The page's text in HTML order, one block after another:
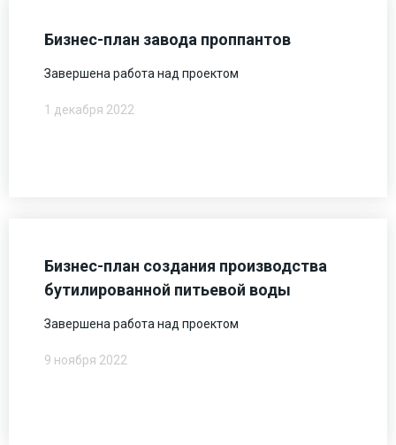
Бизнес-план завода проппантов
Завершена работа над проектом
1 декабря 2022
Бизнес-план создания производства
бутилированной питьевой воды
Завершена работа над проектом
9 ноября 2022